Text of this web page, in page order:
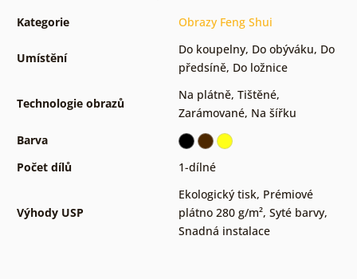
Kategorie Obrazy Feng Shui
Umístění
Do koupelny, Do obýváku, Do
předsíně, Do ložnice
Technologie obrazů
Na plátně, Tištěné,
Zarámované, Na šířku
Barva
Počet dílů
1-dílné
Výhody USP
Ekologický tisk, Prémiové
plátno 280 g/m², Syté barvy,
Snadná instalace